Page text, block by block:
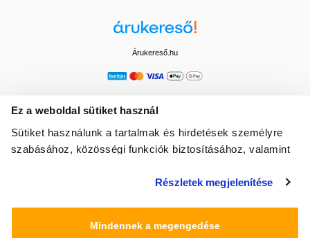
Ez a weboldal sütiket használ
Sütiket használunk a tartalmak és hirdetések személyre
szabásához, közösségi funkciók biztosításához, valamint
média-, hirdető- és elemező partnereinkkel megosztjuk az
amelyeket Ön adott meg számukra vagy az Ön által
Részletek megjelenítése
Mindennek a megengedése
Árukereső.hu